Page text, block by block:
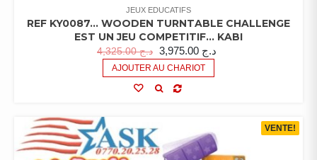
JEUX EDUCATIFS
REF KY0087… WOODEN TURNTABLE CHALLENGE
EST UN JEU COMPETITIF… KABI
د.ج4,325.00 د.ج
AJOUTER AU CHARIOT
VENTE!